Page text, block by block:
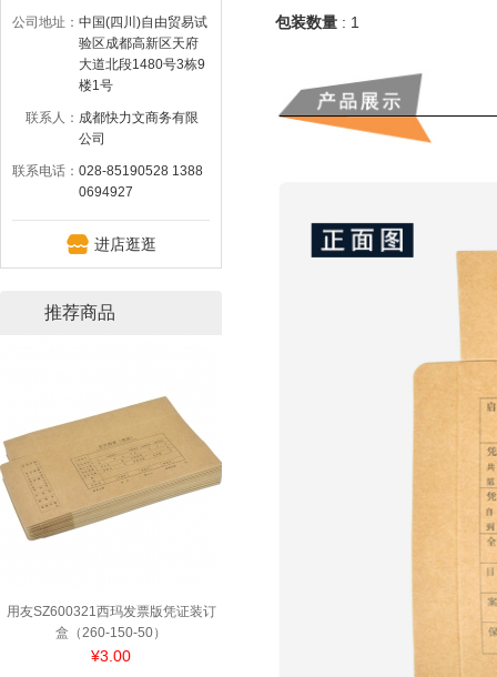
公司地址： 中国(四川)自由贸易试
验区成都高新区天府
大道北段1480号3栋9
楼1号
联系人： 成都快力文商务有限
公司
联系电话： 028-85190528 1388
0694927
进店逛逛
推荐商品
用友SZ600321西玛发票版凭证装订
盒（260-150-50）
¥3.00
包装数量 : 1